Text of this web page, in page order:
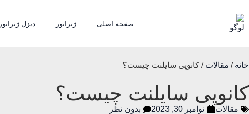
صفحه اصلی ژنراتور دیزل ژنراتور
خانه / مقالات / کانوپی سایلنت چیست؟
کانوپی سایلنت چیست؟
مقالات نوامبر 30, 2023 بدون نظر